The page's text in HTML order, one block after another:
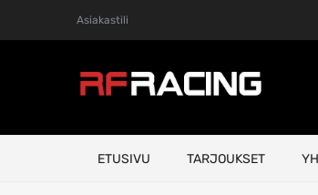
Asiakastili
ETUSIVU TARJOUKSET